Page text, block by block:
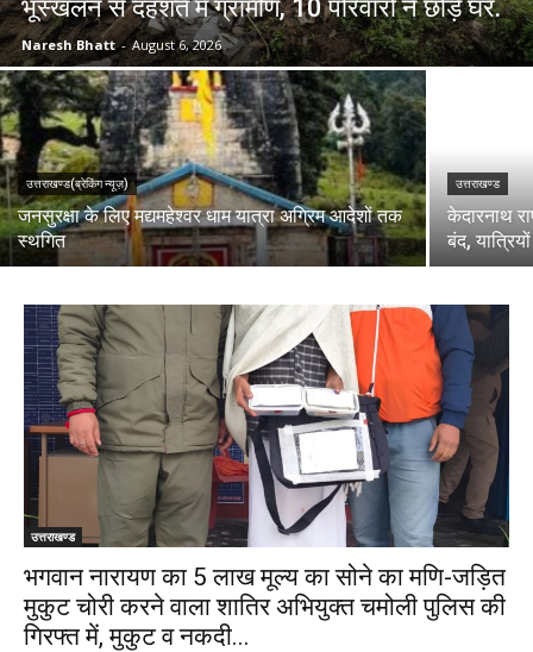
भूस्खलन से दहशत में ग्रामीण, 10 परिवारों ने छोड़े घर.
Naresh Bhatt - August 6, 2026
उत्तराखण्ड(ब्रेकिंग न्यूज़)
जनसुरक्षा के लिए मद्यमहेश्वर धाम यात्रा अग्रिम आदेशों तक
स्थगित
उत्तराखण्ड
केदारनाथ
बंद,
उत्तराखण्ड
भगवान नारायण का ₹5 लाख मूल्य का सोने का मणि-जड़ित
मुकुट चोरी करने वाला शातिर अभियुक्त चमोली पुलिस की
गिरफ्त में, मुकुट व नकदी...